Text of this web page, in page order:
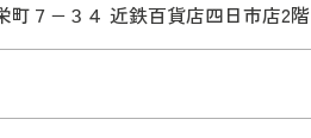
町７−３４ 近鉄百貨店四日市店2階